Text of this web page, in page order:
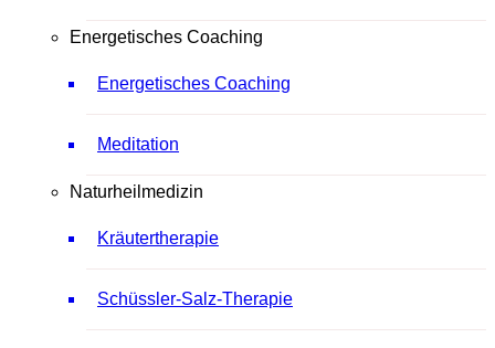
Energetisches Coaching
Energetisches Coaching
Meditation
Naturheilmedizin
Kräutertherapie
Schüssler-Salz-Therapie